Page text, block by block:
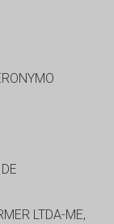
LTDA-ME,